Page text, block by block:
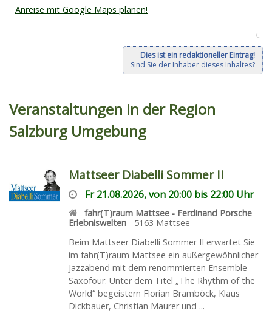
Anreise mit Google Maps planen!
C
Dies ist ein redaktioneller Eintrag!
Sind Sie der Inhaber dieses Inhaltes?
Veranstaltungen in der Region
Salzburg Umgebung
Mattseer Diabelli Sommer II
Fr 21.08.2026, von 20:00 bis 22:00 Uhr
fahr(T)raum Mattsee - Ferdinand Porsche
Erlebniswelten- 5163 Mattsee
Beim Mattseer Diabelli Sommer II erwartet Sie
im fahr(T)raum Mattsee ein außergewöhnlicher
Jazzabend mit dem renommierten Ensemble
Saxofour. Unter dem Titel „The Rhythm of the
World“ begeistern Florian Bramböck, Klaus
Dickbauer, Christian Maurer und ...